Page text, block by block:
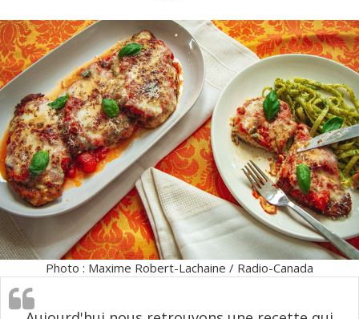
Photo : Maxime Robert-Lachaine / Radio-Canada